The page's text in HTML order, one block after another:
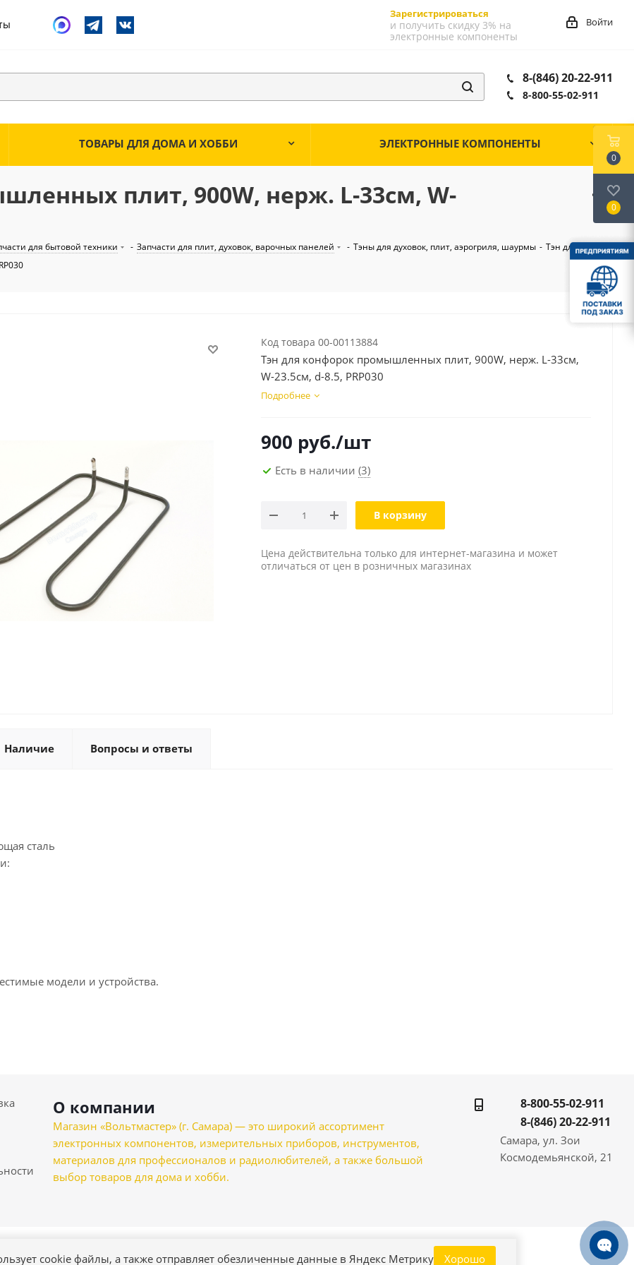
Зарегистрироваться
и получить скидку 3% на
электронные компоненты
Войти
8-(846) 20-22-911
8-800-55-02-911
ТОВАРЫ ДЛЯ ДОМА И ХОББИ ЭЛЕКТРОННЫЕ КОМПОНЕНТЫ
плит, 900W, нерж. L-33см, W-
для бытовой техники - Запчасти для плит, духовок, варочных панелей - Тэны для духовок, плит, аэрогриля, шаурмы - Тэн для
Код товара 00-00113884
Тэн для конфорок промышленных плит, 900W, нерж. L-33см,
W-23.5см, d-8.5, PRP030
Подробнее
900 руб./шт
Есть в наличии (3)
В корзину
Цена действительна только для интернет-магазина и может
отличаться от цен в розничных магазинах
Наличие Вопросы и ответы
сталь
модели и устройства.
О компании
Магазин «Вольтмастер» (г. Самара) — это широкий ассортимент
электронных компонентов, измерительных приборов, инструментов,
материалов для профессионалов и радиолюбителей, а также большой
выбор товаров для дома и хобби.
8-800-55-02-911
8-(846) 20-22-911
Самара, ул. Зои
Космодемьянской, 21
0
0
cookie файлы, а также отправляет обезличенные данные в Яндекс Метрику Хорошо